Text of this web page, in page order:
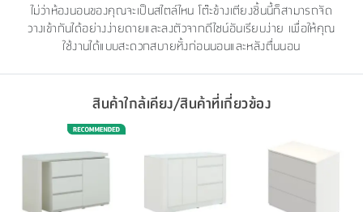
ไม่ว่าห้องนอนของคุณจะเป็นสไตล์ไหน โต๊ะข้างเตียงชิ้นนี้ก็สามารถจัด
วางเข้ากันได้อย่างง่ายดายและลงตัวจากดีไซน์อันเรียบง่าย เพื่อให้คุณ
ใช้งานได้แบบสะดวกสบายทั้งก่อนนอนและหลังตื่นนอน
สินค้าใกล้เคียง/สินค้าที่เกี่ยวข้อง